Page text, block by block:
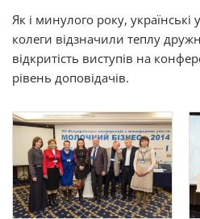
Як і минулого року, українські
колеги відзначили теплу
відкритість виступів на
рівень доповідачів.